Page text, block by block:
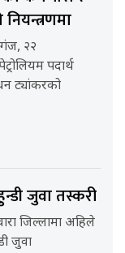
२२
पदार्थ
ट्यांकरको
जुवा तस्करी
जिल्लामा अहिले
जुवा